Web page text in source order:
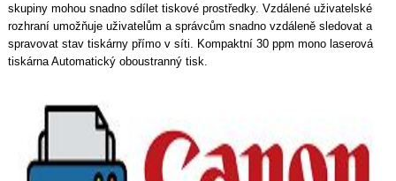
skupiny mohou snadno sdílet tiskové prostředky. Vzdálené uživatelské
rozhraní umožňuje uživatelům a správcům snadno vzdáleně sledovat a
spravovat stav tiskárny přímo v síti. Kompaktní 30 ppm mono laserová
tiskárna Automatický oboustranný tisk.